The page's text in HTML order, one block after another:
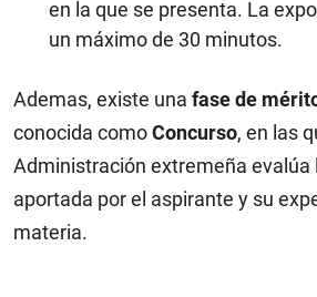
en la que se presenta. La
un máximo de 30 minutos.
Ademas, existe una fase de
conocida comoConcurso, en las
Administración extremeña evalúa
aportada por el aspirante y su
materia.